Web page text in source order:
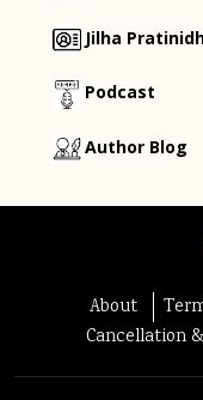
Jilha
Podcast
Author Blog
About
Cancellation